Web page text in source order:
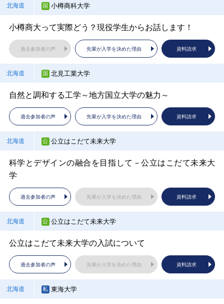
北海道 小樽商科大学
小樽商大って実際どう？現役学生からお話します！
過去参加者の声 先輩が入学を決めた理由 資料請求
北海道 北見工業大学
自然と調和する工学～地方国立大学の魅力～
過去参加者の声 先輩が入学を決めた理由 資料請求
北海道 公立はこだて未来大学
科学とデザインの融合を目指して－公立はこだて未来大
学
過去参加者の声 先輩が入学を決めた理由 資料請求
北海道 公立はこだて未来大学
公立はこだて未来大学の入試について
過去参加者の声 先輩が入学を決めた理由 資料請求
北海道 東海大学
青森県 青森公立大学
先輩が学びや学生生活を紹介します！
過去参加者の声 先輩が入学を決めた理由 資料請求
青森県 北里大学
大学説明会～「生命科学の総合大学」の強みと魅力～
過去参加者の声 先輩が入学を決めた理由 資料請求
青森県 弘前大学
弘前大学ってどんなところ？（主に文系学部）
弘前大学
弘前大学ってどんなところ？（主に医系理系学部）
弘前大学 医学部 保健学科・心理支援科学科
医学部保健学科・心理支援科学科について
茨城県 茨城大学
「StudentSuccess」学び続ける皆さんを全力でサポー
ト！
茨城大学 工学部
茨城大学 工学部説明会
筑波大学
筑波大学 概要説明
過去参加者の声 先輩が入学を決めた理由 資料請求
栃木県 宇都宮大学
夢をビジョンに〜宇大から未来をデザインしよう〜
過去参加者の声 先輩が入学を決めた理由 資料請求
栃木県 自治医科大学 医学部
新潟県 北里大学
大学説明会～「生命科学の総合大学」の強みと魅力～
過去参加者の声 先輩が入学を決めた理由 資料請求
新潟県 新潟大学
大学説明会（総合大学の魅力、新潟の魅力）
過去参加者の声 先輩が入学を決めた理由 資料請求
新潟県 新潟医療福祉大学
日本最大級の医療系総合大学で「チーム医療」を学ぶ！
富山大学 工学部
「ものづくり」のための「ひとづくり」に注力！
富山県立大学 看護学部
看護学部紹介～学生の看護力を最大限に伸ばします！～
岐阜県 岐阜大学
岐阜大学の紹介
過去参加者の声 先輩が入学を決めた理由 資料請求
静岡県 静岡大学
文系の人と教育学部志望者は静岡大学で何が学べる？
過去参加者の声 先輩が入学を決めた理由 資料請求
静岡県 静岡大学
理系の人は静岡大学で何が学べる？
静岡大学 工学部
未来を創る「ものづくり」のための基礎力と実践力を学
ぶ
過去参加者の声 先輩が入学を決めた理由 資料請求
静岡県 東海大学
滋賀県 滋賀大学 データサイエンス学部
データサイエンス学部の文理融合型の学びを紹介
過去参加者の声 先輩が入学を決めた理由 資料請求
滋賀県 長浜バイオ大学
入試制度と充実の奨学金をまとめて完全解説
過去参加者の声 先輩が入学を決めた理由 資料請求
滋賀県 びわこ成蹊スポーツ大学
スポーツとキャリア
滋賀県
龍谷大学 環境サステナビリティ学部 ※2027年4月開設
予定（設置構想中）
環境サステナビリティ学部説明会
滋賀県
中）
鳥取県 公立鳥取環境大学
公立鳥取環境大学概要説明
過去参加者の声 先輩が入学を決めた理由 資料請求
鳥取県 鳥取大学
ローカルからグローバルまでの諸問題の解決に取り組む
過去参加者の声 先輩が入学を決めた理由 資料請求
鳥取県 鳥取大学
ローカルからグローバルまでの諸問題の解決に取り組む
鳥取大学 工学部
鳥取大学工学部の特徴と入試情報
岡山大学
高1・2生向け大学概要説明（世界への扉を開く）